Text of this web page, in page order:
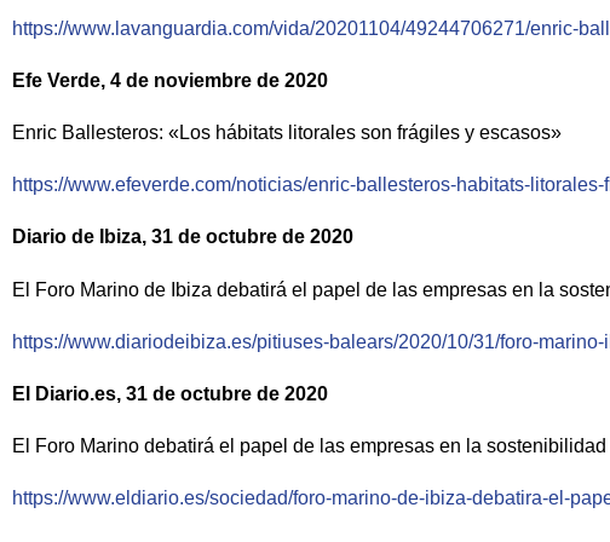
https://www.lavanguardia.com/vida/20201104/49244706271/enric-
Efe Verde, 4 de noviembre de 2020
Enric Ballesteros: «Los hábitats litorales son frágiles y escasos»
https://www.efeverde.com/noticias/enric-ballesteros-habitats-
Diario de Ibiza, 31 de octubre de 2020
El Foro Marino de Ibiza debatirá el papel de las empresas en la
https://www.diariodeibiza.es/pitiuses-balears/2020/10/31/foro-
El Diario.es, 31 de octubre de 2020
El Foro Marino debatirá el papel de las empresas en la sostenibilidad
https://www.eldiario.es/sociedad/foro-marino-de-ibiza-debatira-el-